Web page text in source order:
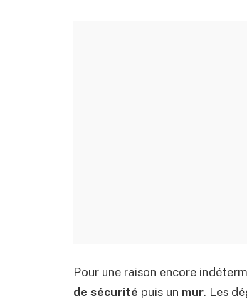
Pour une raison encore
de sécurité puis un mur. Les